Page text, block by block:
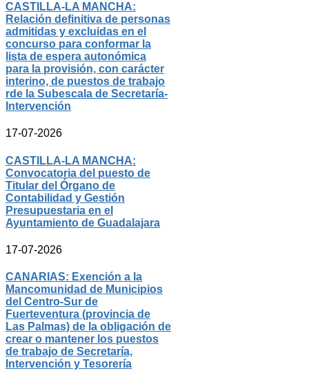
CASTILLA-LA MANCHA:
Relación definitiva de personas
admitidas y excluidas en el
concurso para conformar la
lista de espera autonómica
para la provisión, con carácter
interino, de puestos de trabajo
rde la Subescala de Secretaría-
Intervención
17-07-2026
CASTILLA-LA MANCHA:
Convocatoria del puesto de
Titular del Órgano de
Contabilidad y Gestión
Presupuestaria en el
Ayuntamiento de Guadalajara
17-07-2026
CANARIAS: Exención a la
Mancomunidad de Municipios
del Centro-Sur de
Fuerteventura (provincia de
Las Palmas) de la obligación de
crear o mantener los puestos
de trabajo de Secretaría,
Intervención y Tesorería